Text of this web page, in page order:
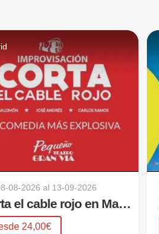
08-2026 al 13-09-2026
Corta el cable rojo en Madrid
24,00€